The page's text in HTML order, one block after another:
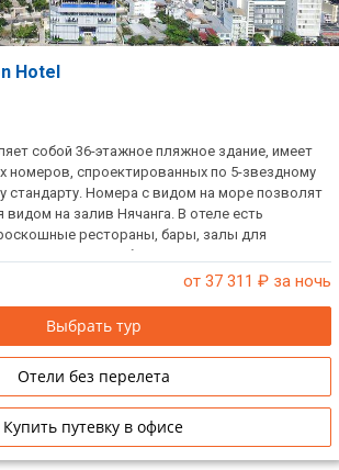
Hotel
собой 36-этажное пляжное здание, имеет
номеров, спроектированных по 5-звездному
стандарту. Номера с видом на море позволят
видом на залив Нячанга. В отеле есть
рестораны, бары, залы для
и разнообразные возможности для
от 37 311 ₽ за ночь
Выбрать тур
Отели без перелета
Купить путевку в офисе